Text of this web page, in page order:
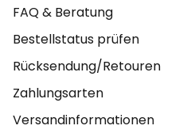
FAQ & Beratung
Bestellstatus prüfen
Rücksendung/Retouren
Zahlungsarten
Versandinformationen